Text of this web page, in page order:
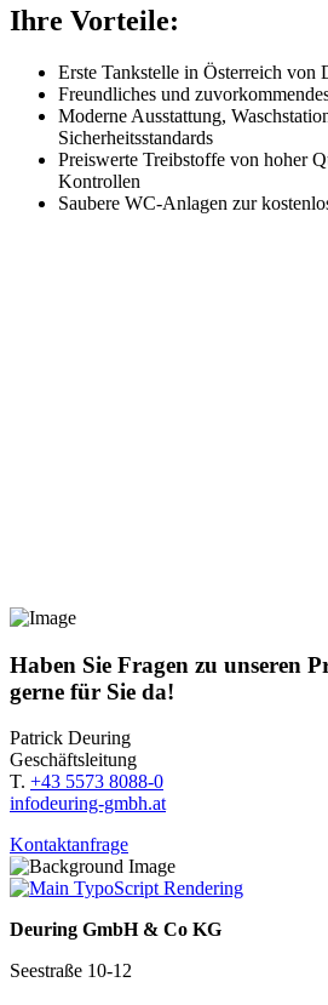
Ihre Vorteile:
Erste Tankstelle in Österreich von
Freundliches und
Moderne Ausstattung,
Sicherheitsstandards
Preiswerte Treibstoffe von hoher
Kontrollen
Saubere WC-Anlagen zur
Haben Sie Fragen zu unseren
gerne für Sie da!
Patrick Deuring
Geschäftsleitung
T. +43 5573 8088-0
infodeuring-gmbh.at
Kontaktanfrage
Deuring GmbH & Co KG
Seestraße 10-12